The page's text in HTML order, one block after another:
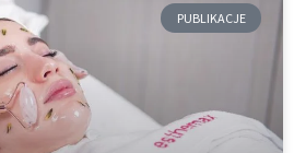
PUBLIKACJE